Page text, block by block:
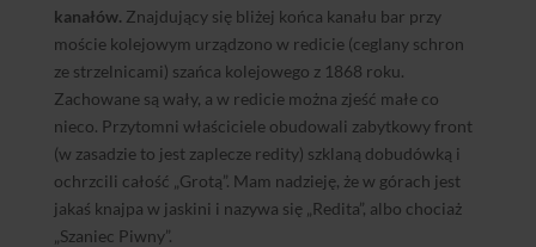
kanałów. Znajdujący się bliżej końca kanału bar przy
moście kolejowym urządzono w redicie (ceglany schron
ze strzelnicami) szańca kolejowego z 1868 roku.
Zachowane są wały, a w redicie można zjeść małe co
nieco. Przytomni właściciele obudowali zabytkowy front
(w zasadzie to jest zaplecze redity) szklaną dobudówką i
ochrzcili całość „Grotą”. Mam nadzieję, że w górach jest
jakaś knajpa w jaskini i nazywa się „Redita”, albo chociaż
„Szaniec Piwny”.